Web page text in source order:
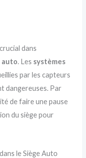
dans
auto. Les systèmes
par les capteurs
dangereuses. Par
de faire une pause
du siège pour
le Siège Auto